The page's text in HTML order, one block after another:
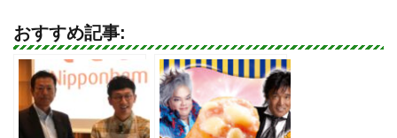
おすすめ記事: